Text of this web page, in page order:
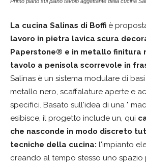
La cucina Salinas di Boffi è
lavoro in pietra lavica scura
Paperstone® e in metallo finitura
tavolo a penisola scorrevole in
Salinas è un sistema modulare di
metallo nero, scaffalature aperte e
specifici. Basato sull'idea di una "
esibisce, il progetto include un, qui
che nasconde in modo discreto
tecniche della cucina: l'impianto
creando al tempo stesso uno